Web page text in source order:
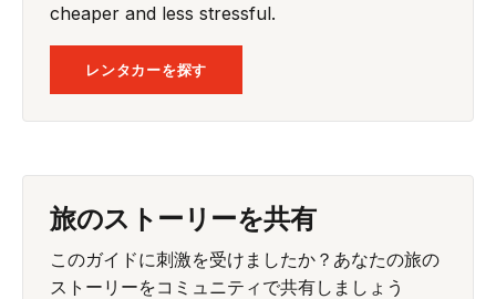
cheaper and less stressful.
レンタカーを探す
旅のストーリーを共有
このガイドに刺激を受けましたか？あなたの旅の
ストーリーをコミュニティで共有しましょう